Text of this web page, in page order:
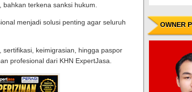
terkena sanksi hukum.
menjadi solusi penting agar seluruh
keimigrasian, hingga paspor
profesional dari KHN ExpertJasa.
OWNER